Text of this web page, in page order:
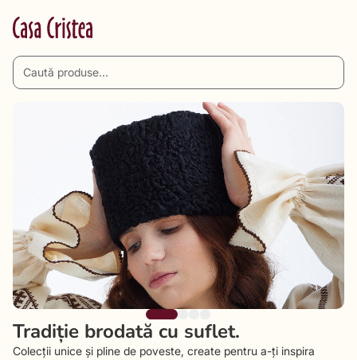
Tradiție brodată cu suflet.
Colecții unice și pline de poveste, create pentru a-ți inspira